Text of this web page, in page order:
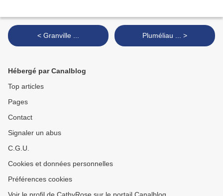
< Granville ... Pluméliau ... >
Hébergé par Canalblog
Top articles
Pages
Contact
Signaler un abus
C.G.U.
Cookies et données personnelles
Préférences cookies